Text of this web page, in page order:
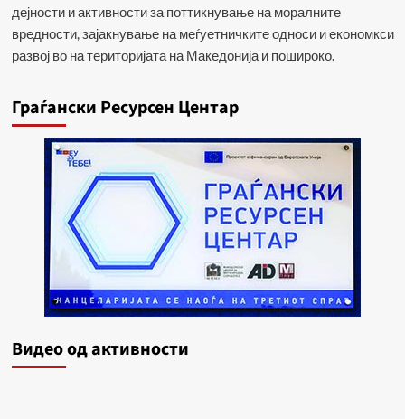
дејности и активности за поттикнување на моралните
вредности, зајакнување на меѓуетничките односи и економкси
развој во на територијата на Македонија и пошироко.
Граѓански Ресурсен Центар
Видеo од активности